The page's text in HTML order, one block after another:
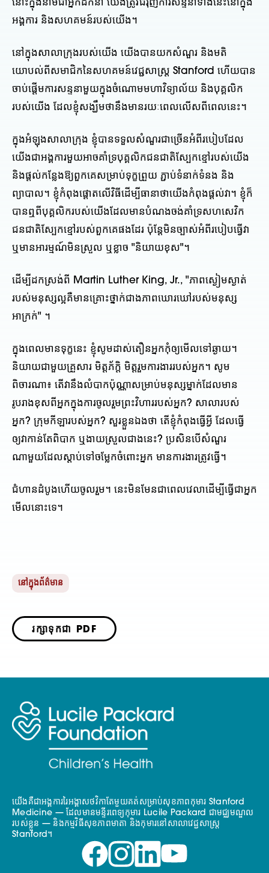
នោះក្នុងនាមជាអ្នកដឹកនាំ យើងត្រូវជំរុញការសន្ទនាទាំងនេះនៅក្នុង
អង្គការ និងសហគមន៍របស់យើង។
នៅក្នុងសាលាក្រុងរបស់យើង យើងបានយកសំណួរ និងមតិ
យោបល់ពីសមាជិកនៃសហគមន៍វេជ្ជសាស្ត្រ Stanford ហើយបាន
ចាប់ផ្តើមការសន្ទនាមួយក្នុងចំណោមមហាវិទ្យាល័យ និងបុគ្គលិក
របស់យើង ដែលខ្ញុំសង្ឃឹមថានឹងមានរយៈពេលលើសពីពេលនេះ។
ក្នុងអំឡុងសាលាក្រុង ខ្ញុំបានទទួលសំណួរជាច្រើនអំពីរបៀបដែល
យើងជាអង្គការមួយអាចគាំទ្របុគ្គលិកជនជាតិស្បែកខ្មៅរបស់យើង
និងផ្តល់កន្លែងឱ្យពួកគេសម្រាប់ទុក្ខព្រួយ ភ្ជាប់ទំនាក់ទំនង និង
ព្យាបាល។ ខ្ញុំកំពុងផ្តោតលើវិធីដើម្បីធានាថាយើងកំពុងផ្តល់វា។ ខ្ញុំក៏
បានឮពីបុគ្គលិករបស់យើងដែលមានបំណងចង់គាំទ្រសហសេវិក
ជនជាតិស្បែកខ្មៅរបស់ពួកគេផងដែរ ប៉ុន្តែមិនច្បាស់អំពីរបៀបធ្វើវា
ឬមានអារម្មណ៍មិនស្រួល ឬខ្លាច "និយាយខុស"។
ដើម្បីដកស្រង់ពី Martin Luther King, Jr., "ភាពស្ងៀមស្ងាត់
របស់មនុស្សល្អគឺមានគ្រោះថ្នាក់ជាងភាពឃោរឃៅរបស់មនុស្ស
អាក្រក់" ។
ក្នុង​ពេល​មាន​ទុក្ខ​នេះ ខ្ញុំ​សូម​ដាស់​តឿន​អ្នក​កុំ​ឲ្យ​មើល​ទៅ​ឆ្ងាយ។
និយាយជាមួយគ្រួសារ មិត្តភ័ក្តិ មិត្តរួមការងាររបស់អ្នក។ សូម​
ពិចារណា៖ តើ​វា​នឹង​លំបាក​ប៉ុណ្ណា​សម្រាប់​មនុស្ស​ម្នាក់​ដែល​មាន​
រូបរាង​ខុស​ពី​អ្នក​ក្នុង​ការ​ចូល​រួម​ព្រះវិហារ​របស់​អ្នក? សាលារបស់
អ្នក? ក្រុមកីឡារបស់អ្នក? សួរខ្លួនឯងថា តើខ្ញុំកំពុងធ្វើអ្វី ដែលធ្វើ
ឲ្យវាកាន់តែពិបាក ឬងាយស្រួលជាងនេះ? ប្រសិនបើសំណួរ
ណាមួយដែលស្តាប់ទៅចម្លែកចំពោះអ្នក មានការងារត្រូវធ្វើ។
ជំហានដំបូងហើយចូលរួម។ នេះ​មិន​មែន​ជា​ពេល​វេលា​ដើម្បី​ធ្វើ​ជា​អ្នក​
មើល​នោះ​ទេ។
នៅក្នុងព័ត៌មាន
រក្សាទុកជា PDF
យើងគឺជាអង្គការរៃអង្គាសថវិកាតែមួយគត់សម្រាប់សុខភាពកុមារ Stanford
Medicine — ដែលមានមន្ទីរពេទ្យកុមារ Lucile Packard ជាមជ្ឈមណ្ឌល
របស់ខ្លួន — និងកម្មវិធីសុខភាពមាតា និងកុមារនៅសាលាវេជ្ជសាស្ត្រ
Stanford។